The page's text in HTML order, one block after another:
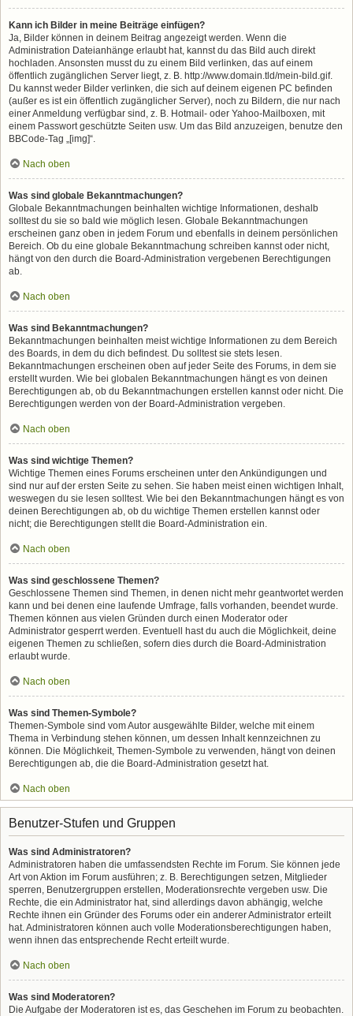
Kann ich Bilder in meine Beiträge einfügen?
Ja, Bilder können in deinem Beitrag angezeigt werden. Wenn die
Administration Dateianhänge erlaubt hat, kannst du das Bild auch direkt
hochladen. Ansonsten musst du zu einem Bild verlinken, das auf einem
öffentlich zugänglichen Server liegt, z. B. http://www.domain.tld/mein-bild.gif.
Du kannst weder Bilder verlinken, die sich auf deinem eigenen PC befinden
(außer es ist ein öffentlich zugänglicher Server), noch zu Bildern, die nur nach
einer Anmeldung verfügbar sind, z. B. Hotmail- oder Yahoo-Mailboxen, mit
einem Passwort geschützte Seiten usw. Um das Bild anzuzeigen, benutze den
BBCode-Tag „[img]“.
Nach oben
Was sind globale Bekanntmachungen?
Globale Bekanntmachungen beinhalten wichtige Informationen, deshalb
solltest du sie so bald wie möglich lesen. Globale Bekanntmachungen
erscheinen ganz oben in jedem Forum und ebenfalls in deinem persönlichen
Bereich. Ob du eine globale Bekanntmachung schreiben kannst oder nicht,
hängt von den durch die Board-Administration vergebenen Berechtigungen
ab.
Nach oben
Was sind Bekanntmachungen?
Bekanntmachungen beinhalten meist wichtige Informationen zu dem Bereich
des Boards, in dem du dich befindest. Du solltest sie stets lesen.
Bekanntmachungen erscheinen oben auf jeder Seite des Forums, in dem sie
erstellt wurden. Wie bei globalen Bekanntmachungen hängt es von deinen
Berechtigungen ab, ob du Bekanntmachungen erstellen kannst oder nicht. Die
Berechtigungen werden von der Board-Administration vergeben.
Nach oben
Was sind wichtige Themen?
Wichtige Themen eines Forums erscheinen unter den Ankündigungen und
sind nur auf der ersten Seite zu sehen. Sie haben meist einen wichtigen Inhalt,
weswegen du sie lesen solltest. Wie bei den Bekanntmachungen hängt es von
deinen Berechtigungen ab, ob du wichtige Themen erstellen kannst oder
nicht; die Berechtigungen stellt die Board-Administration ein.
Nach oben
Was sind geschlossene Themen?
Geschlossene Themen sind Themen, in denen nicht mehr geantwortet werden
kann und bei denen eine laufende Umfrage, falls vorhanden, beendet wurde.
Themen können aus vielen Gründen durch einen Moderator oder
Administrator gesperrt werden. Eventuell hast du auch die Möglichkeit, deine
eigenen Themen zu schließen, sofern dies durch die Board-Administration
erlaubt wurde.
Nach oben
Was sind Themen-Symbole?
Themen-Symbole sind vom Autor ausgewählte Bilder, welche mit einem
Thema in Verbindung stehen können, um dessen Inhalt kennzeichnen zu
können. Die Möglichkeit, Themen-Symbole zu verwenden, hängt von deinen
Berechtigungen ab, die die Board-Administration gesetzt hat.
Nach oben
Benutzer-Stufen und Gruppen
Was sind Administratoren?
Administratoren haben die umfassendsten Rechte im Forum. Sie können jede
Art von Aktion im Forum ausführen; z. B. Berechtigungen setzen, Mitglieder
sperren, Benutzergruppen erstellen, Moderationsrechte vergeben usw. Die
Rechte, die ein Administrator hat, sind allerdings davon abhängig, welche
Rechte ihnen ein Gründer des Forums oder ein anderer Administrator erteilt
hat. Administratoren können auch volle Moderationsberechtigungen haben,
wenn ihnen das entsprechende Recht erteilt wurde.
Nach oben
Was sind Moderatoren?
Die Aufgabe der Moderatoren ist es, das Geschehen im Forum zu beobachten.